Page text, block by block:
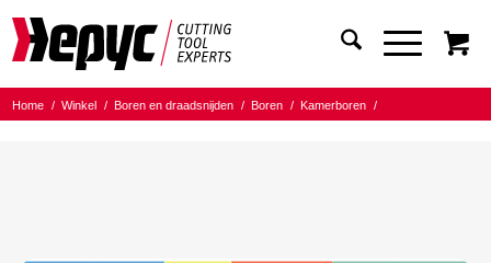
Home / Winkel / Boren en draadsnijden / Boren / Kamerboren
/